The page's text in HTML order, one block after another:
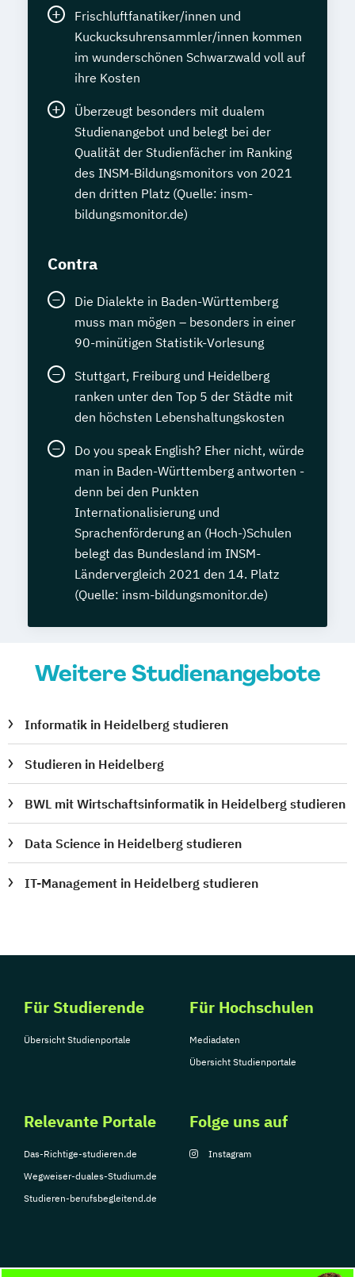
Frischluftfanatiker/innen und
Kuckucksuhrensammler/innen kommen
im wunderschönen Schwarzwald voll auf
ihre Kosten
Überzeugt besonders mit dualem
Studienangebot und belegt bei der
Qualität der Studienfächer im Ranking
des INSM-Bildungsmonitors von 2021
den dritten Platz (Quelle: insm-
bildungsmonitor.de)
Contra
Die Dialekte in Baden-Württemberg
muss man mögen – besonders in einer
90-minütigen Statistik-Vorlesung
Stuttgart, Freiburg und Heidelberg
ranken unter den Top 5 der Städte mit
den höchsten Lebenshaltungskosten
Do you speak English? Eher nicht, würde
man in Baden-Württemberg antworten -
denn bei den Punkten
Internationalisierung und
Sprachenförderung an (Hoch-)Schulen
belegt das Bundesland im INSM-
Ländervergleich 2021 den 14. Platz
(Quelle: insm-bildungsmonitor.de)
Weitere Studienangebote
Informatik in Heidelberg studieren
Studieren in Heidelberg
BWL mit Wirtschaftsinformatik in Heidelberg studieren
Data Science in Heidelberg studieren
IT-Management in Heidelberg studieren
Für Studierende
Übersicht Studienportale
Für Hochschulen
Mediadaten
Übersicht Studienportale
Relevante Portale
Das-Richtige-studieren.de
Wegweiser-duales-Studium.de
Studieren-berufsbegleitend.de
Folge uns auf
Instagram